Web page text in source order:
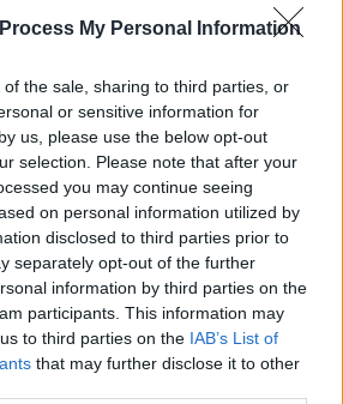
My Personal Information
the sale, sharing to third parties, or
or sensitive information for
us, please use the below opt-out
selection. Please note that after your
you may continue seeing
on personal information utilized by
disclosed to third parties prior to
separately opt-out of the further
information by third parties on the
participants. This information may
to third parties on the IAB’s List of
that may further disclose it to other
00:03:41
nepražiopsoti festivalio
paruošimo būdą
Visi įrašai
įrašai